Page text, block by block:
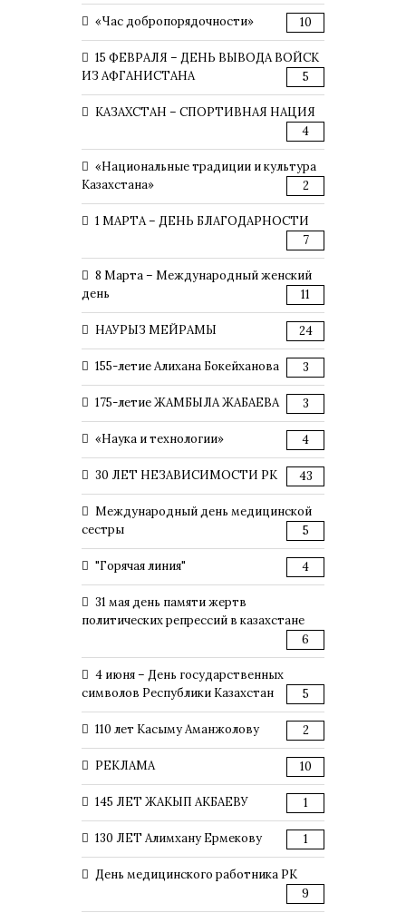
«Час добропорядочности» 10
15 ФЕВРАЛЯ – ДЕНЬ ВЫВОДА ВОЙСК
ИЗ АФГАНИСТАНА
5
КАЗАХСТАН – СПОРТИВНАЯ НАЦИЯ
4
«Национальные традиции и культура
Казахстана»
2
1 МАРТА – ДЕНЬ БЛАГОДАРНОСТИ
7
8 Марта – Международный женский
день
11
НАУРЫЗ МЕЙРАМЫ 24
155-летие Алихана Бокейханова 3
175-летие ЖАМБЫЛА ЖАБАЕВА 3
«Наука и технологии» 4
30 ЛЕТ НЕЗАВИСИМОСТИ РК 43
Международный день медицинской
сестры
5
"Горячая линия" 4
31 мая день памяти жертв
политических репрессий в казахстане
6
4 июня – День государственных
символов Республики Казахстан
5
110 лет Касыму Аманжолову 2
РЕКЛАМА 10
145 ЛЕТ ЖАКЫП АКБАЕВУ 1
130 ЛЕТ Алимхану Ермекову 1
День медицинского работника РК
9